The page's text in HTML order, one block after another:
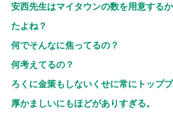
安西先生はマイタウンの数を用意する
たよね？
何でそんなに焦ってるの？
何考えてるの？
ろくに金策もしないくせに常にトップ
厚かましいにもほどがありすぎる。